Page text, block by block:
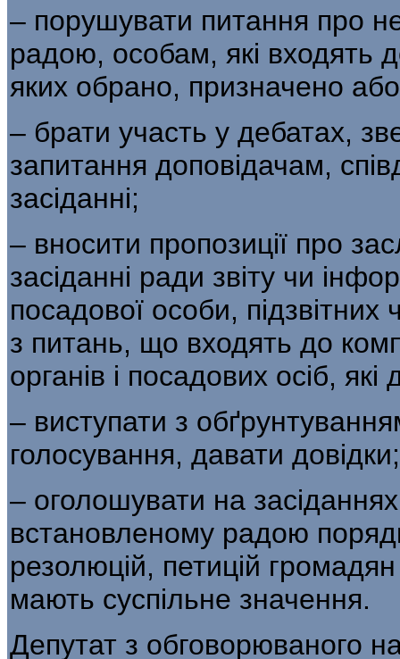
– порушувати питання про
радою, особам, які входять
яких обрано, призначено
– брати участь у дебатах,
запитання доповідачам,
засіданні;
– вносити пропозиції про
засіданні ради звіту чи
посадової особи,
з питань, що входять до
органів і посадових осіб, які
– виступати з
голосування, давати довідки;
– оголошувати на засіданнях
встановленому радою
резолюцій, петицій
мають суспільне значення.
Депутат з обговорюваного